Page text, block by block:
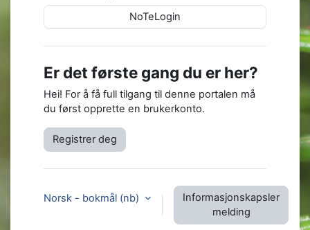
NoTeLogin
Er det første gang du er her?
Hei! For å få full tilgang til denne portalen må
du først opprette en brukerkonto.
Registrer deg
Norsk - bokmål ‎(nb)‎
Informasjonskapsler
melding